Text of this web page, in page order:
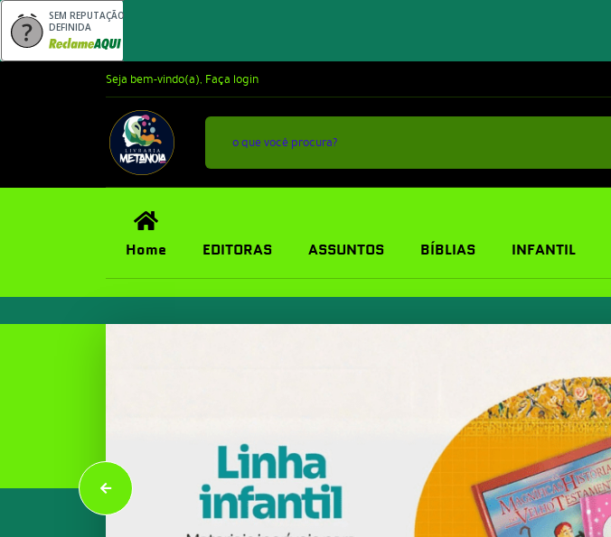
SEM REPUTAÇÃO
DEFINIDA
Seja bem-vindo(a), Faça login
Home EDITORAS ASSUNTOS BÍBLIAS INFANTIL